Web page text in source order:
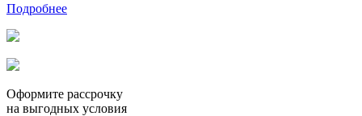
Подробнее
Оформите рассрочку
на выгодных условия